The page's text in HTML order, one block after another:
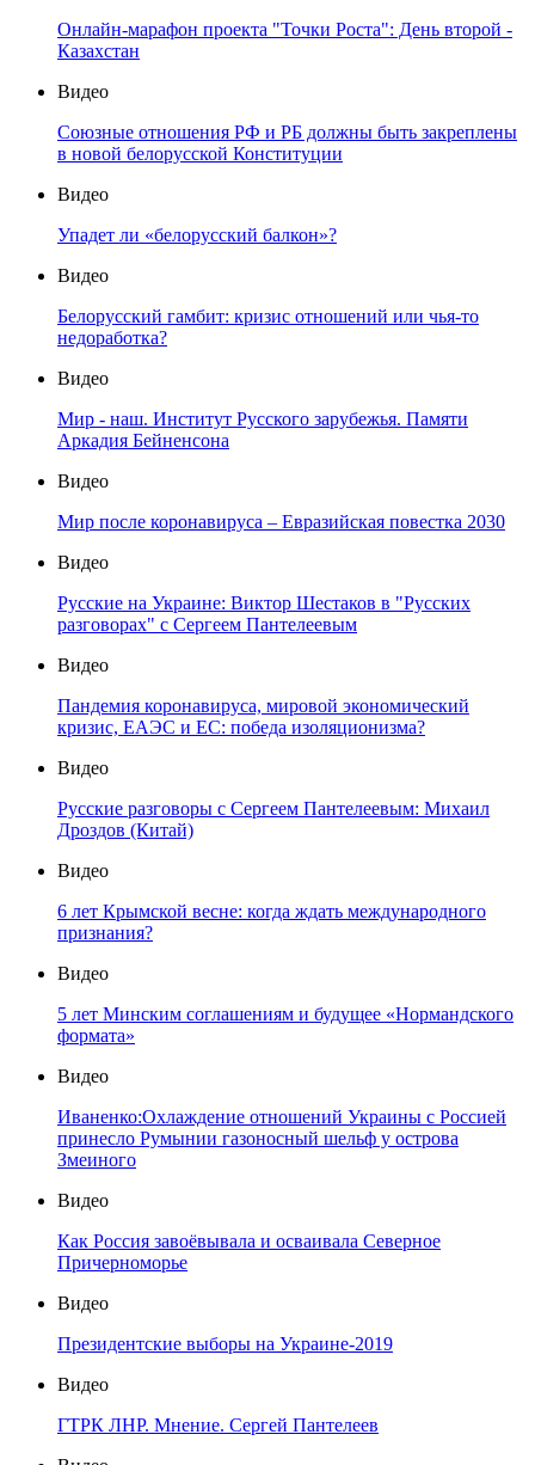
Онлайн-марафон проекта "Точки Роста": День второй -
Казахстан
Видео
Союзные отношения РФ и РБ должны быть закреплены
в новой белорусской Конституции
Видео
Упадет ли «белорусский балкон»?
Видео
Белорусский гамбит: кризис отношений или чья-то
недоработка?
Видео
Мир - наш. Институт Русского зарубежья. Памяти
Аркадия Бейненсона
Видео
Мир после коронавируса – Евразийская повестка 2030
Видео
Русские на Украине: Виктор Шестаков в "Русских
разговорах" с Сергеем Пантелеевым
Видео
Пандемия коронавируса, мировой экономический
кризис, ЕАЭС и ЕС: победа изоляционизма?
Видео
Русские разговоры с Сергеем Пантелеевым: Михаил
Дроздов (Китай)
Видео
6 лет Крымской весне: когда ждать международного
признания?
Видео
5 лет Минским соглашениям и будущее «Нормандского
формата»
Видео
Иваненко:Охлаждение отношений Украины с Россией
принесло Румынии газоносный шельф у острова
Змеиного
Видео
Как Россия завоёвывала и осваивала Северное
Причерноморье
Видео
Президентские выборы на Украине-2019
Видео
ГТРК ЛНР. Мнение. Сергей Пантелеев